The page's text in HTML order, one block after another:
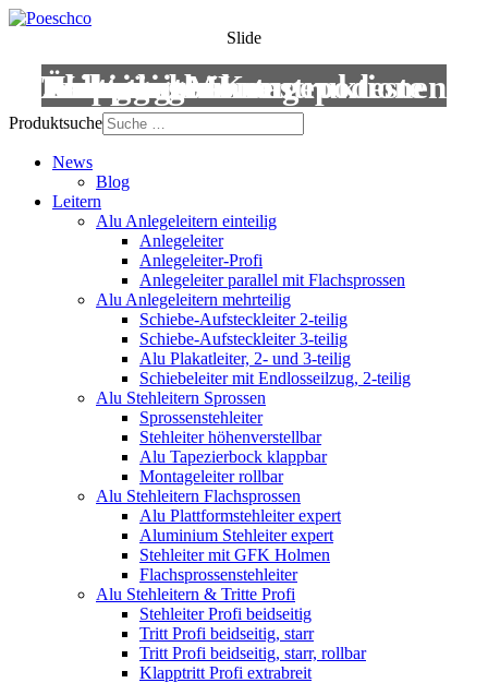
Slide
Leitern
Treppen
Anstiege
Podestleitern
Roll- und Montagepodeste
Wartungsbühnen
Übergänge
Aluminium-Konstruktionen
Produktsuche
News
Blog
Leitern
Alu Anlegeleitern einteilig
Anlegeleiter
Anlegeleiter-Profi
Anlegeleiter parallel mit Flachsprossen
Alu Anlegeleitern mehrteilig
Schiebe-Aufsteckleiter 2-teilig
Schiebe-Aufsteckleiter 3-teilig
Alu Plakatleiter, 2- und 3-teilig
Schiebeleiter mit Endlosseilzug, 2-teilig
Alu Stehleitern Sprossen
Sprossenstehleiter
Stehleiter höhenverstellbar
Alu Tapezierbock klappbar
Montageleiter rollbar
Alu Stehleitern Flachsprossen
Alu Plattformstehleiter expert
Aluminium Stehleiter expert
Stehleiter mit GFK Holmen
Flachsprossenstehleiter
Alu Stehleitern & Tritte Profi
Stehleiter Profi beidseitig
Tritt Profi beidseitig, starr
Tritt Profi beidseitig, starr, rollbar
Klapptritt Profi extrabreit